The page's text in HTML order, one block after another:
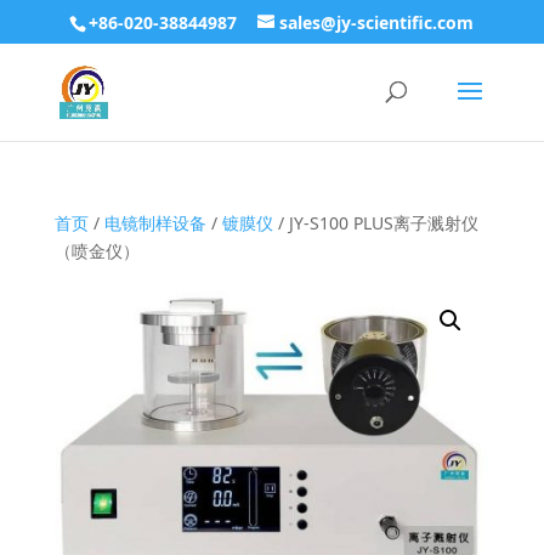
+86-020-38844987 sales@jy-scientific.com
首页/ 电镜制样设备 / 镀膜仪 / JY-S100 PLUS离子溅射仪
（喷金仪）